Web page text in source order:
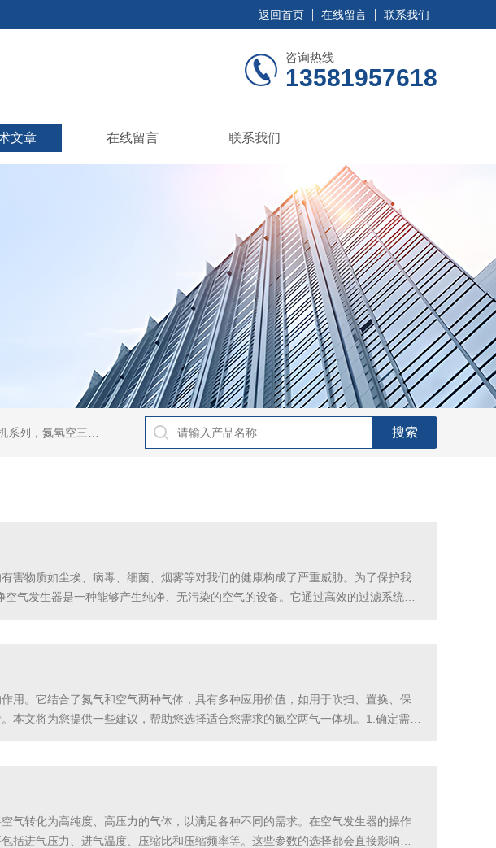
返回首页 在线留言 联系我们
咨询热线
13581957618
文章 在线留言 联系我们
电导计，多功能计，PH/DO/电导率电极
害物质如尘埃、病毒、细菌、烟雾等对我们的健康构成了严重威胁。为了保护我
气发生器是一种能够产生纯净、无污染的空气的设备。它通过高效的过滤系统，
用。它结合了氮气和空气两种气体，具有多种应用价值，如用于吹扫、置换、保
文将为您提供一些建议，帮助您选择适合您需求的氮空两气一体机。1.确定需求
气转化为高纯度、高压力的气体，以满足各种不同的需求。在空气发生器的操作
进气压力、进气温度、压缩比和压缩频率等。这些参数的选择都会直接影响到